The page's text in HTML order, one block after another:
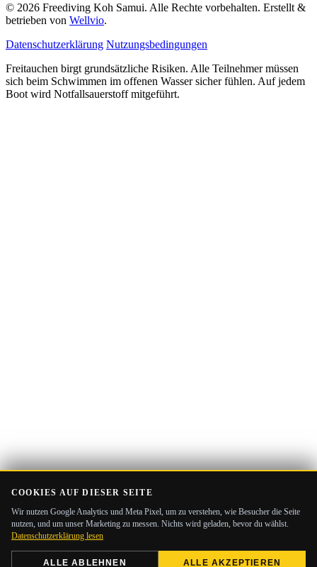
© 2026 Freediving Koh Samui. Alle Rechte vorbehalten. Erstellt &
betrieben von Wellvio.
Datenschutzerklärung Nutzungsbedingungen
Freitauchen birgt grundsätzliche Risiken. Alle Teilnehmer müssen
sich beim Schwimmen im offenen Wasser sicher fühlen. Auf jedem
Boot wird Notfallsauerstoff mitgeführt.
COOKIES AUF DIESER SEITE
Wir nutzen Google Analytics und Meta Pixel, um zu verstehen, wie Besucher die Seite
nutzen, und um unser Marketing zu messen. Nichts wird geladen, bevor du wählst.
Datenschutzerklärung lesen
ALLE ABLEHNEN ALLE AKZEPTIEREN